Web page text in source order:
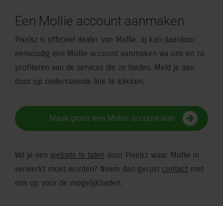
Een Mollie account aanmaken
Pixelsz is officieel dealer van Mollie. Jij kan daardoor
eenvoudig een Mollie account aanmaken via ons en zo
profiteren van de services die ze bieden. Meld je aan
door op onderstaande link te klikken.
Maak gratis een Mollie account aan
Wil je een website te laten door Pixelsz waar Mollie in
verwerkt moet worden? Neem dan gerust contact met
ons op voor de mogelijkheden.